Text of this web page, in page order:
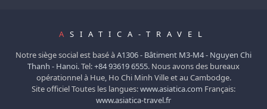
A SIATICA-TRAVEL
Notre siège social est basé àA1306 - Bâtiment M3-M4 - Nguyen Chi
Thanh - Hanoi.Tel:+84 93619 6555. Nous avons des bureaux
opérationnel à Hue, Ho Chi Minh Ville et au Cambodge.
Site officiel Toutes les langues:www.asiatica.com Français:
www.asiatica-travel.fr